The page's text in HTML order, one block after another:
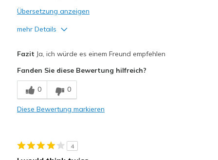
Übersetzung anzeigen
mehr Details
Comfortable
Durable
I have Livestock so I use these for my around th
Fazit Ja, ich würde es einem Freund empfehlen
Fanden Sie diese Bewertung hilfreich?
0 0
Diese Bewertung markieren
4